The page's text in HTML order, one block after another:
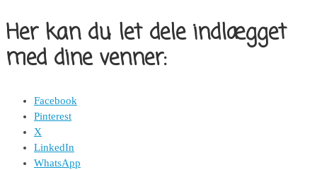
Her kan du let dele indlægget
med dine venner:
Facebook
Pinterest
X
LinkedIn
WhatsApp